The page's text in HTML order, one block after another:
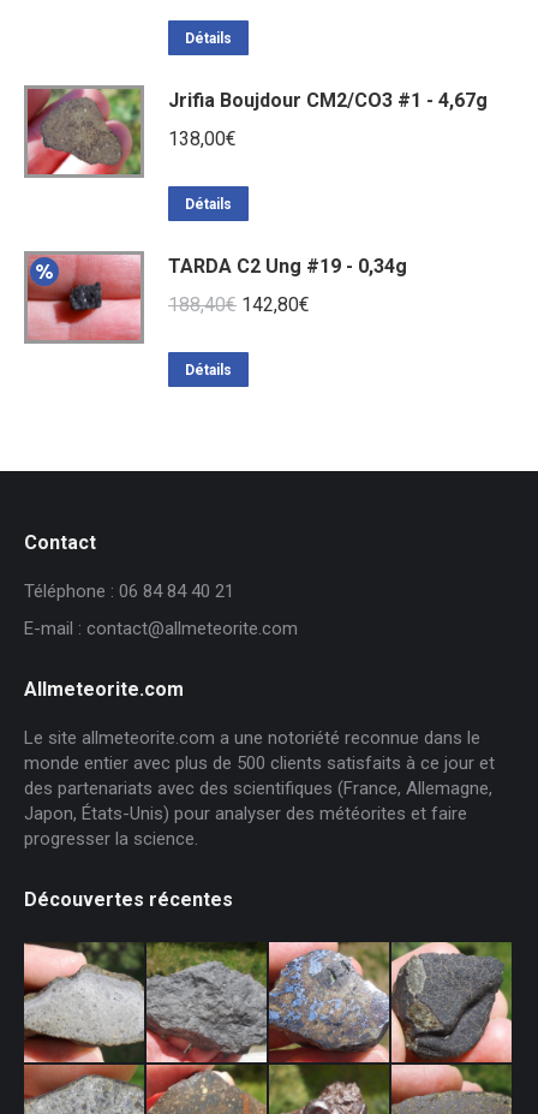
Détails
Jrifia Boujdour CM2/CO3 #1 - 4,67g
138,00€
Détails
TARDA C2 Ung #19 - 0,34g
188,40€ Le
142,80€
Détails
Contact
Téléphone : 06 84 84 40 21
E-mail : contact@allmeteorite.com
Allmeteorite.com
Le site allmeteorite.com a une notoriété reconnue dans le
monde entier avec plus de 500 clients satisfaits à ce jour et
des partenariats avec des scientifiques (France, Allemagne,
Japon, États-Unis) pour analyser des météorites et faire
progresser la science.
Découvertes récentes